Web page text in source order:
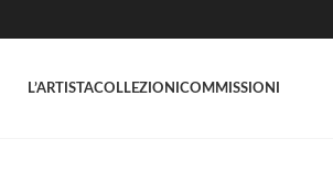
L’ARTISTACOLLEZIONI COMMISSIONI